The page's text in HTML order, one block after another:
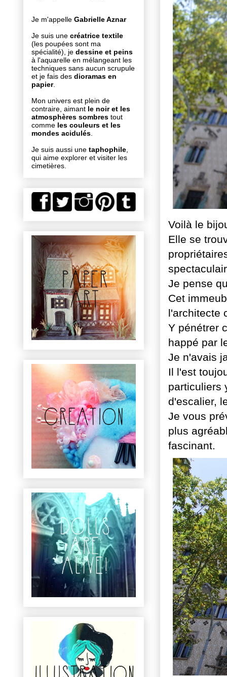
Voilà le
Elle se
Je pense
Cet
l'architecte
Y pénétrer
happé par
Je n'avais
Il l'est
particuliers
d'escalier,
Je vous
plus
fascinant.
Je m'appelle Gabrielle Aznar
Je suis une créatrice textile
(les poupées sont ma
spécialité), je dessine et peins
à l'aquarelle en mélangeant les
techniques sans aucun scrupule
et je fais des dioramas en
papier.
Mon univers est plein de
contraire, aimant le noir et les
atmosphères sombres tout
comme les couleurs et les
mondes acidulés
Je suis aussi une taphophile
qui aime explorer et visiter les
cimetières.